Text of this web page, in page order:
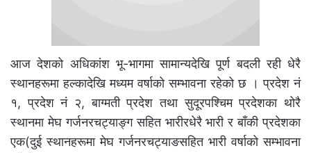
आज देशको अधिकांश भू-भागमा सामान्यदेखि पूर्ण बदली रही धेरै
स्थानहरूमा हल्कादेखि मध्यम वर्षाको सम्भावना रहेको छ । प्रदेश नं
१, प्रदेश नं २, बाग्मती प्रदेश तथा सुदूरपश्चिम प्रदेशका थोरै
स्थानमा मेघ गर्जनरचट्याङ्ग सहित भारीरधेरै भारी र बाँकी प्रदेशका
एक(दुई स्थानहरूमा मेघ गर्जनरचट्याङसहित भारी वर्षाको सम्भावना